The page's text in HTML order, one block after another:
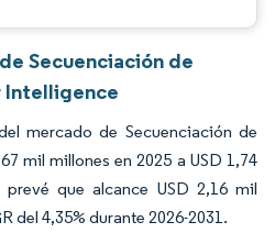
Secuenciación de
Intelligence
mercado de Secuenciación de
mil millones en 2025 a USD 1,74
que alcance USD 2,16 mil
del 4,35% durante 2026-2031.